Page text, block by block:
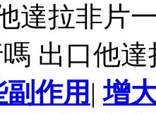
達拉非片
出口他
作用 |增